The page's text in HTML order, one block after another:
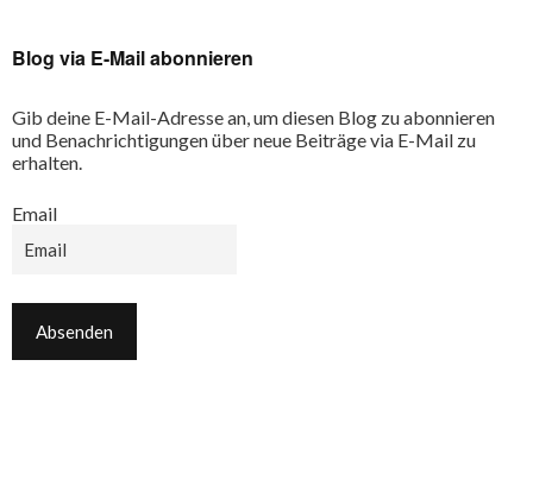
Blog via E-Mail abonnieren
Gib deine E-Mail-Adresse an, um diesen Blog zu abonnieren
und Benachrichtigungen über neue Beiträge via E-Mail zu
erhalten.
Email